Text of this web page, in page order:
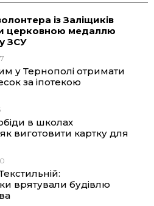
g
t
A
із Заліщиків
церковною медаллю
ЗСУ
у Тернополі отримати
за іпотекою
в школах
виготовити картку для
врятували будівлю